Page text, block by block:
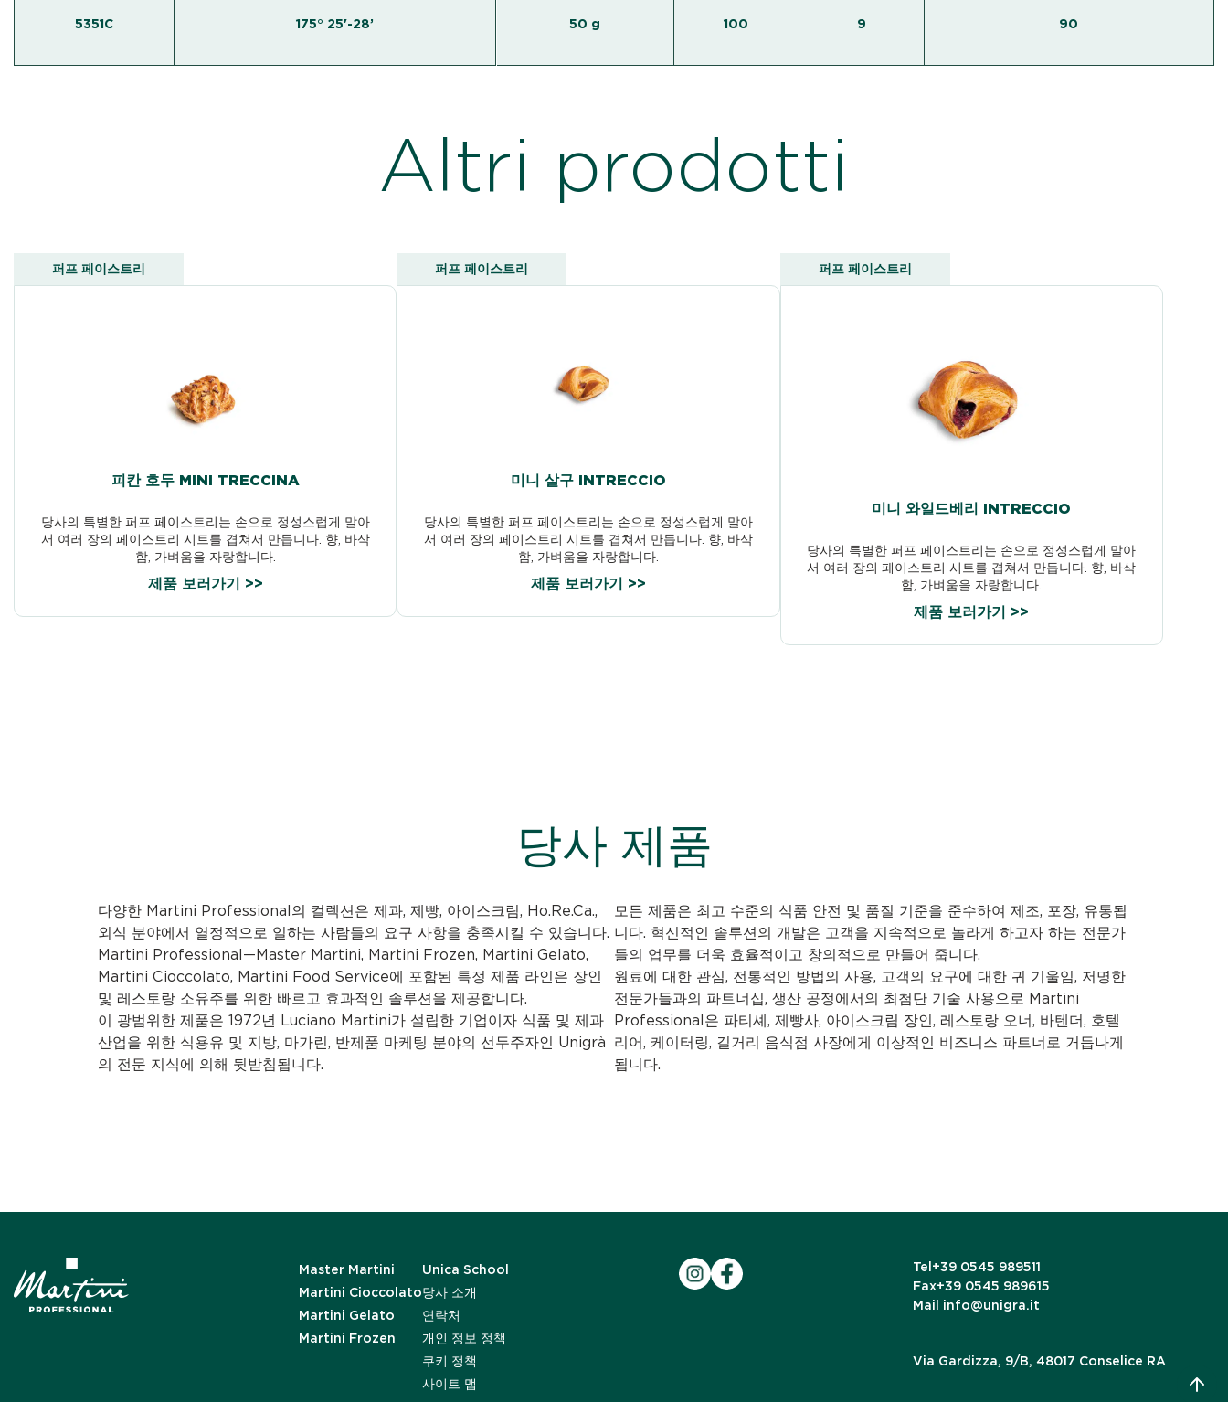
5351C 175° 25'-28’ 50 g 100 9 90
Altri prodotti
퍼프 페이스트리
피칸 호두 MINI TRECCINA
당사의 특별한 퍼프 페이스트리는 손으로 정성스럽게 말아
서 여러 장의 페이스트리 시트를 겹쳐서 만듭니다. 향, 바삭
함, 가벼움을 자랑합니다.
제품 보러가기 >>
퍼프 페이스트리
미니 살구 INTRECCIO
당사의 특별한 퍼프 페이스트리는 손으로 정성스럽게 말아
서 여러 장의 페이스트리 시트를 겹쳐서 만듭니다. 향, 바삭
함, 가벼움을 자랑합니다.
제품 보러가기 >>
퍼프 페이스트리
미니 와일드베리 INTRECCIO
당사의 특별한 퍼프 페이스트리는 손으로 정성스럽게 말아
서 여러 장의 페이스트리 시트를 겹쳐서 만듭니다. 향, 바삭
함, 가벼움을 자랑합니다.
제품 보러가기 >>
당사 제품
다양한 Martini Professional의 컬렉션은 제과, 제빵, 아이스크림, Ho.Re.Ca.,
외식 분야에서 열정적으로 일하는 사람들의 요구 사항을 충족시킬 수 있습니다.
Martini Professional—Master Martini, Martini Frozen, Martini Gelato,
Martini Cioccolato, Martini Food Service에 포함된 특정 제품 라인은 장인
및 레스토랑 소유주를 위한 빠르고 효과적인 솔루션을 제공합니다.
이 광범위한 제품은 1972년 Luciano Martini가 설립한 기업이자 식품 및 제과
산업을 위한 식용유 및 지방, 마가린, 반제품 마케팅 분야의 선두주자인 Unigrà
의 전문 지식에 의해 뒷받침됩니다.
모든 제품은 최고 수준의 식품 안전 및 품질 기준을 준수하여 제조, 포장, 유통됩
니다. 혁신적인 솔루션의 개발은 고객을 지속적으로 놀라게 하고자 하는 전문가
들의 업무를 더욱 효율적이고 창의적으로 만들어 줍니다.
원료에 대한 관심, 전통적인 방법의 사용, 고객의 요구에 대한 귀 기울임, 저명한
전문가들과의 파트너십, 생산 공정에서의 최첨단 기술 사용으로 Martini
Professional은 파티셰, 제빵사, 아이스크림 장인, 레스토랑 오너, 바텐더, 호텔
리어, 케이터링, 길거리 음식점 사장에게 이상적인 비즈니스 파트너로 거듭나게
됩니다.
Master Martini
Martini Cioccolato
Martini Gelato
Martini Frozen
Unica School
당사 소개
연락처
개인 정보 정책
쿠키 정책
사이트 맵
Tel +39 0545 989511
Fax+39 0545 989615
Mail info@unigra.it
Via Gardizza, 9/B, 48017 Conselice RA